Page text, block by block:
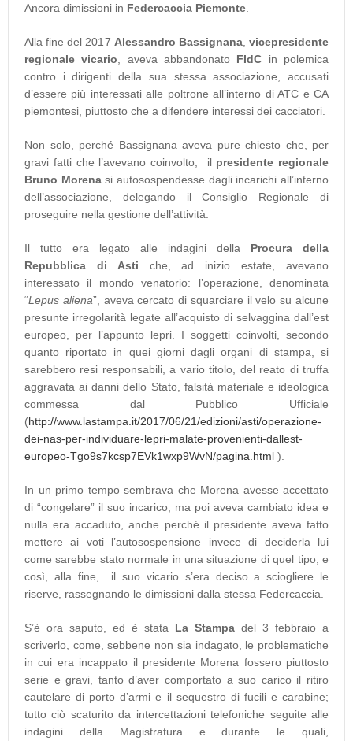
Ancora dimissioni in Federcaccia Piemonte
Alla fine del 2017 Alessandro Bassignana,vicepresidente
regionale vicario , aveva abbandonato FIdC in polemica
contro i dirigenti della sua stessa associazione, accusati
d’essere più interessati alle poltrone all’interno di ATC e CA
piemontesi, piuttosto che a difendere interessi dei cacciatori.
Non solo, perché Bassignana aveva pure chiesto che, per
gravi fatti che l’avevano coinvolto, il presidente regionale
Bruno Morenasi autosospendesse dagli incarichi all’interno
dell’associazione, delegando il Consiglio Regionale di
proseguire nella gestione dell’attività.
Il tutto era legato alle indagini della Procura della
Repubblica di Asti che, ad inizio estate, avevano
interessato il mondo venatorio: l’operazione, denominata
“Lepus aliena”, aveva cercato di squarciare il velo su alcune
presunte irregolarità legate all’acquisto di selvaggina dall’est
europeo, per l’appunto lepri. I soggetti coinvolti, secondo
quanto riportato in quei giorni dagli organi di stampa, si
sarebbero resi responsabili, a vario titolo, del reato di truffa
aggravata ai danni dello Stato, falsità materiale e ideologica
commessa dal Pubblico Ufficiale
(http://www.lastampa.it/2017/06/21/edizioni/asti/operazione-
dei-nas-per-individuare-lepri-malate-provenienti-dallest-
europeo-Tgo9s7kcsp7EVk1wxp9WvN/pagina.html ).
In un primo tempo sembrava che Morena avesse accettato
di “congelare” il suo incarico, ma poi aveva cambiato idea e
nulla era accaduto, anche perché il presidente aveva fatto
mettere ai voti l’autosospensione invece di deciderla lui
come sarebbe stato normale in una situazione di quel tipo; e
così, alla fine, il suo vicario s’era deciso a sciogliere le
riserve, rassegnando le dimissioni dalla stessa Federcaccia.
S’è ora saputo, ed è stata La Stampa del 3 febbraio a
scriverlo, come, sebbene non sia indagato, le problematiche
in cui era incappato il presidente Morena fossero piuttosto
serie e gravi, tanto d’aver comportato a suo carico il ritiro
cautelare di porto d’armi e il sequestro di fucili e carabine;
tutto ciò scaturito da intercettazioni telefoniche seguite alle
indagini della Magistratura e durante le quali,